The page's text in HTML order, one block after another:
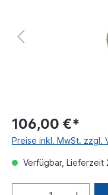
106,00 €*
Preise inkl. MwSt. zzgl.
Verfügbar, Lieferzeit